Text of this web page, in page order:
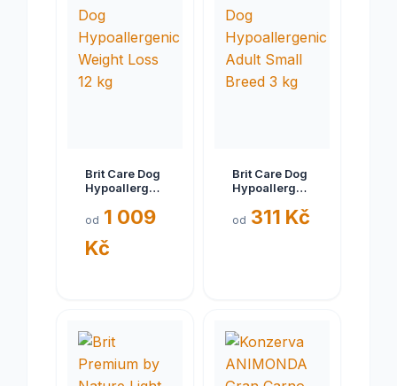
Brit Care Dog
Hypoallergenic
12 kg
od 1 009
Kč
Brit Care Dog
Hypoallergenic
Breed 3 kg
od 311 Kč